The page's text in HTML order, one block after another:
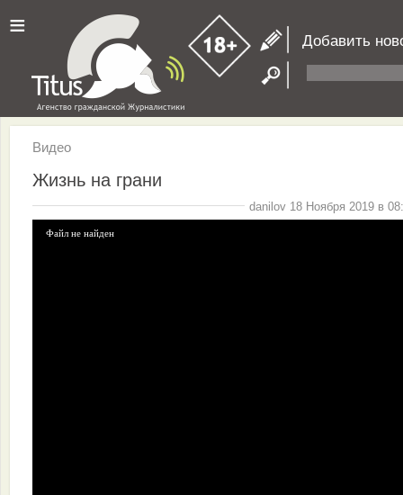
≡ Добавить
Видео
Жизнь на грани
danilov 18 Ноября 2019 в
Файл не найден